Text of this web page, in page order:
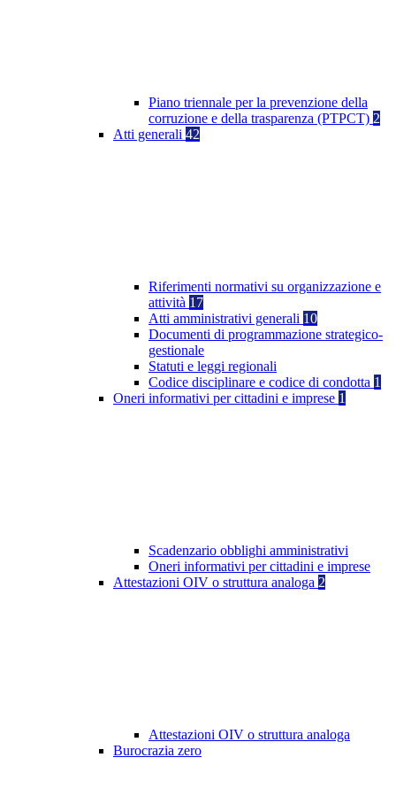
Piano triennale per la prevenzione della
corruzione e della trasparenza (PTPCT) 2
Atti generali 42
Riferimenti normativi su organizzazione e
attività 17
Atti amministrativi generali 10
Documenti di programmazione strategico-
gestionale
Statuti e leggi regionali
Codice disciplinare e codice di condotta 1
Oneri informativi per cittadini e imprese 1
Scadenzario obblighi amministrativi
Oneri informativi per cittadini e imprese
Attestazioni OIV o struttura analoga 2
Attestazioni OIV o struttura analoga
Burocrazia zero